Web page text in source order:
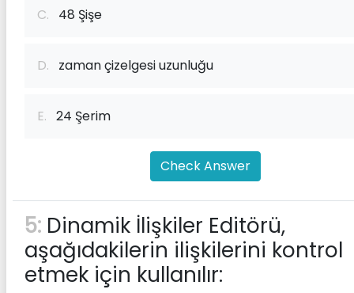
C. 48 Şişe
D. zaman çizelgesi uzunluğu
E. 24 Şerim
Check Answer
5: Dinamik İlişkiler Editörü,
aşağıdakilerin ilişkilerini kontrol
etmek için kullanılır: